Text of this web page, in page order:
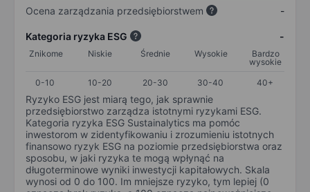
Ocena zarządzania przedsiębiorstwem
-
Kategoria ryzyka ESG -
Znikome Niskie Średnie Wysokie
Bardzo
wysokie
0-10
10-20 20-30 30-40 40+
Ryzyko ESG jest miarą tego, jak sprawnie
przedsiębiorstwo zarządza istotnymi ryzykami ESG.
Kategoria ryzyka ESG Sustainalytics ma pomóc
inwestorom w zidentyfikowaniu i zrozumieniu istotnych
finansowo ryzyk ESG na poziomie przedsiębiorstwa oraz
sposobu, w jaki ryzyka te mogą wpłynąć na
długoterminowe wyniki inwestycji kapitałowych. Skala
wynosi od 0 do 100. Im mniejsze ryzyko, tym lepiej (0